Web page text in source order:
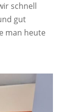
schnell
gut
man heute